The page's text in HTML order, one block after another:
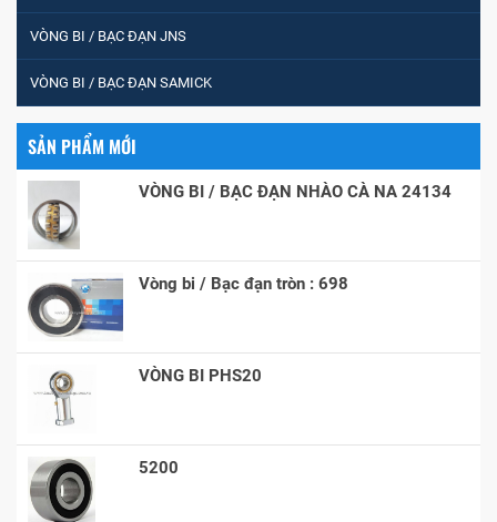
VÒNG BI / BẠC ĐẠN JNS
VÒNG BI / BẠC ĐẠN SAMICK
SẢN PHẨM MỚI
VÒNG BI / BẠC ĐẠN NHÀO CÀ NA 24134
Vòng bi / Bạc đạn tròn : 698
VÒNG BI PHS20
5200